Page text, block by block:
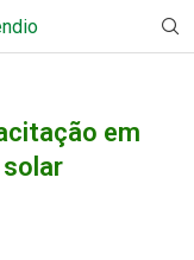
em
solar